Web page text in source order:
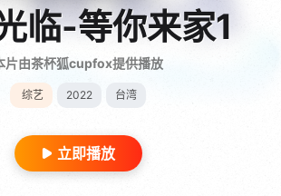
临-等你来家1
片由茶杯狐cupfox提供播放
综艺 2022 台湾
立即播放